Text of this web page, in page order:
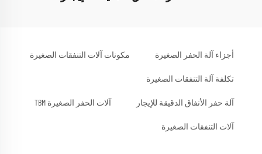
أجزاء آلة الحفر الصغيرة مكونات آلات التنفقات الصغيرة
تكلفة آلة التنفقات الصغيرة
آلة حفر الأنفاق الدقيقة للإيجار آلات الحفر الصغيرة TBM
آلات التنفقات الصغيرة